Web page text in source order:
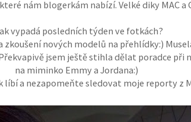
nám blogerkám nabízí. Velké diky MAC a
vypadá posledních týden ve fotkách?
zkoušení nových modelů na přehlídky:)
jsem ještě stihla dělat poradce při
na miminko Emmy a Jordana:)
líbí a nezapomeňte sledovat moje reporty z